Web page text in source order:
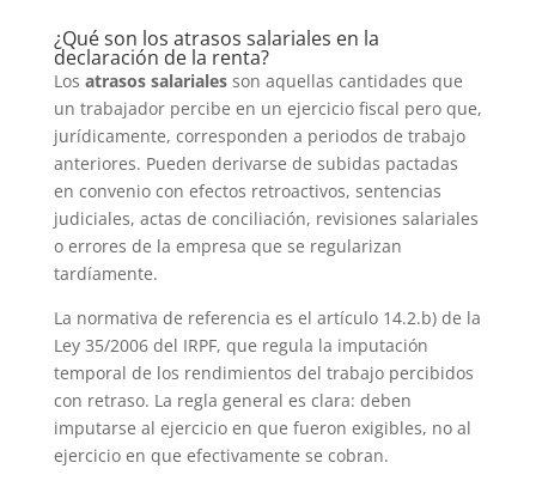
¿Qué son los atrasos salariales en la
declaración de la renta?
Los atrasos salarialesson aquellas cantidades que
un trabajador percibe en un ejercicio fiscal pero que,
jurídicamente, corresponden a periodos de trabajo
anteriores. Pueden derivarse de subidas pactadas
en convenio con efectos retroactivos, sentencias
judiciales, actas de conciliación, revisiones salariales
o errores de la empresa que se regularizan
tardíamente.
La normativa de referencia es el artículo 14.2.b) de la
Ley 35/2006 del IRPF, que regula la imputación
temporal de los rendimientos del trabajo percibidos
con retraso. La regla general es clara: deben
imputarse al ejercicio en que fueron exigibles, no al
ejercicio en que efectivamente se cobran.